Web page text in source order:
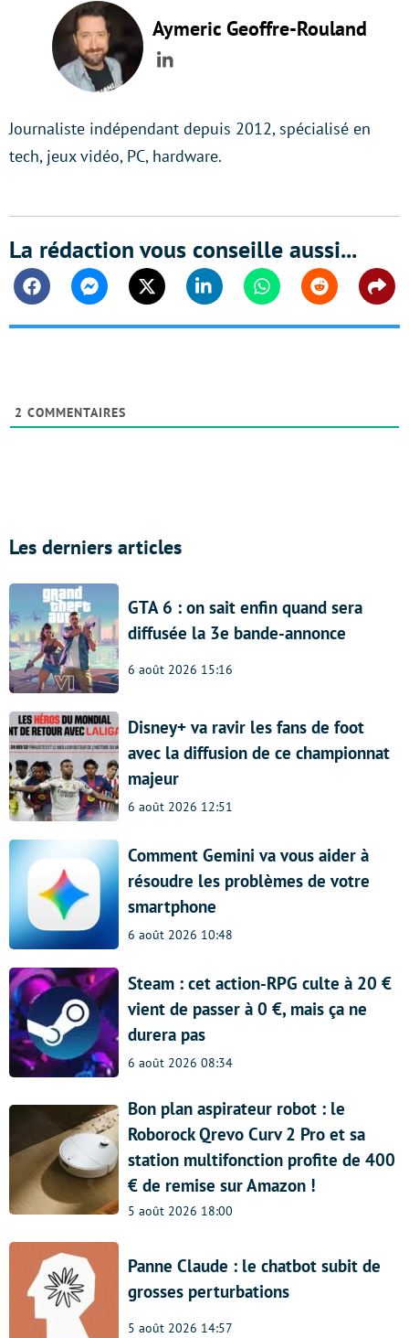
Aymeric Geoffre-Rouland
LinkedIn
Journaliste indépendant depuis 2012, spécialisé en
tech, jeux vidéo, PC, hardware.
La rédaction vous conseille aussi...
FacebookMessengerTwitter Linkedin WhatsappReddit
2 COMMENTAIRES
Les derniers articles
GTA 6 : on sait enfin quand sera
diffusée la 3e bande-annonce
6 août 2026 15:16
Disney+ va ravir les fans de foot
avec la diffusion de ce championnat
majeur
6 août 2026 12:51
Comment Gemini va vous aider à
résoudre les problèmes de votre
smartphone
6 août 2026 10:48
Steam : cet action-RPG culte à 20 €
vient de passer à 0 €, mais ça ne
durera pas
6 août 2026 08:34
Bon plan aspirateur robot : le
Roborock Qrevo Curv 2 Pro et sa
station multifonction profite de 400
€ de remise sur Amazon !
5 août 2026 18:00
Panne Claude : le chatbot subit de
grosses perturbations
5 août 2026 14:57